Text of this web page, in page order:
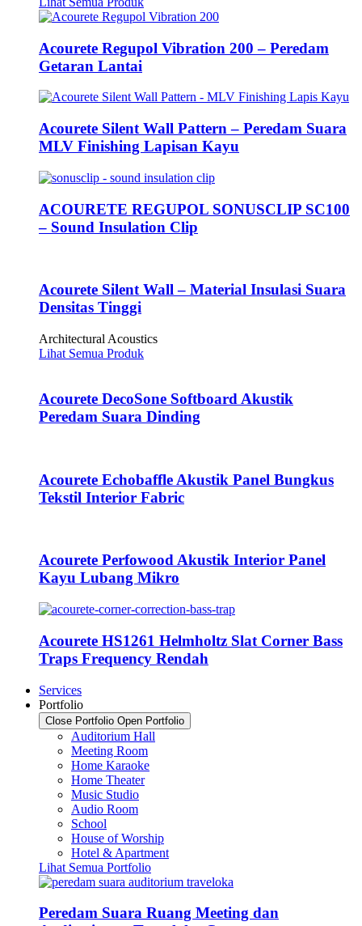
Acourete Regupol Vibration 200 – Peredam
Getaran Lantai
Acourete Silent Wall Pattern – Peredam Suara
MLV Finishing Lapisan Kayu
ACOURETE REGUPOL SONUSCLIP SC100
– Sound Insulation Clip
Acourete Silent Wall – Material Insulasi Suara
Densitas Tinggi
Architectural Acoustics
Lihat Semua Produk
Acourete DecoSone Softboard Akustik
Peredam Suara Dinding
Acourete Echobaffle Akustik Panel Bungkus
Tekstil Interior Fabric
Acourete Perfowood Akustik Interior Panel
Kayu Lubang Mikro
Acourete HS1261 Helmholtz Slat Corner Bass
Traps Frequency Rendah
Services
Portfolio
Close Portfolio Open Portfolio
Auditorium Hall
Meeting Room
Home Karaoke
Home Theater
Music Studio
Audio Room
School
House of Worship
Hotel & Apartment
Lihat Semua Portfolio
Peredam Suara Ruang Meeting dan